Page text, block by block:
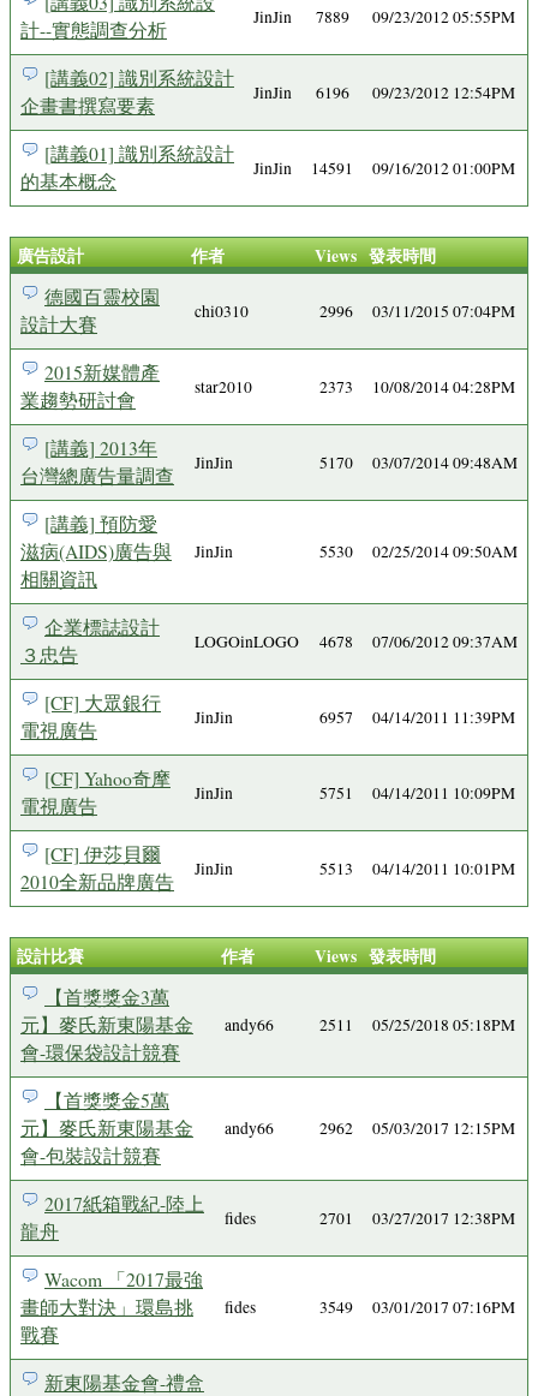
計--實態調查分析
JinJin 7889 09/23/2012 05:55PM
[講義02] 識別系統設計
企畫書撰寫要素
JinJin 6196 09/23/2012 12:54PM
[講義01] 識別系統設計
的基本概念
JinJin 14591 09/16/2012 01:00PM
廣告設計 作者 Views 發表時間
德國百靈校園
設計大賽
chi0310 2996 03/11/2015 07:04PM
2015新媒體產
業趨勢研討會
star2010 2373 10/08/2014 04:28PM
[講義] 2013年
台灣總廣告量調查
JinJin 5170 03/07/2014 09:48AM
[講義] 預防愛
滋病(AIDS)廣告與
相關資訊
JinJin 5530 02/25/2014 09:50AM
企業標誌設計
３忠告
LOGOinLOGO 4678 07/06/2012 09:37AM
[CF] 大眾銀行
電視廣告
JinJin 6957 04/14/2011 11:39PM
[CF] Yahoo奇摩
電視廣告
JinJin 5751 04/14/2011 10:09PM
[CF] 伊莎貝爾
2010全新品牌廣告
JinJin 5513 04/14/2011 10:01PM
設計比賽 作者 Views 發表時間
【首獎獎金3萬
元】麥氏新東陽基金
會-環保袋設計競賽
andy66 2511 05/25/2018 05:18PM
【首獎獎金5萬
元】麥氏新東陽基金
會-包裝設計競賽
andy66 2962 05/03/2017 12:15PM
2017紙箱戰紀-陸上
龍舟
fides 2701 03/27/2017 12:38PM
Wacom 「2017最強
畫師大對決」環島挑
戰賽
fides 3549 03/01/2017 07:16PM
新東陽基金會-禮盒